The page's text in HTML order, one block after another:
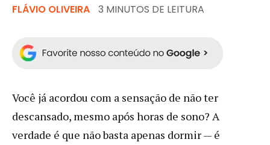
FLÁVIO OLIVEIRA 3 MINUTOS DE LEITURA
Você já acordou com a sensação de não ter
descansado, mesmo após horas de sono? A
verdade é que não basta apenas dormir — é